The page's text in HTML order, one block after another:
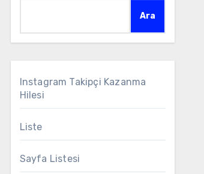
Ara
Instagram Takipçi Kazanma
Hilesi
Liste
Sayfa Listesi